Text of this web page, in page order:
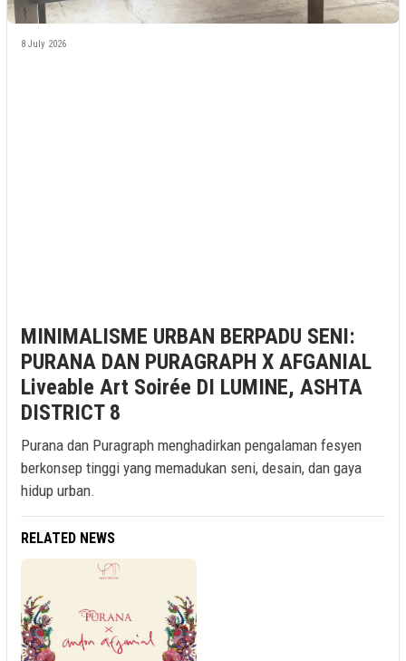
8 July 2026
MINIMALISME URBAN BERPADU SENI:
PURANA DAN PURAGRAPH X AFGANIAL
Liveable Art Soirée DI LUMINE, ASHTA
DISTRICT 8
Purana dan Puragraph menghadirkan pengalaman fesyen
berkonsep tinggi yang memadukan seni, desain, dan gaya
hidup urban.
RELATED NEWS